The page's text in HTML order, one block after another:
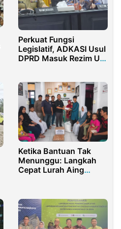
Perkuat Fungsi
Legislatif, ADKASI Usul
DPRD Masuk Rezim UU
Ketika Bantuan Tak
Menunggu: Langkah
Cepat Lurah Aing